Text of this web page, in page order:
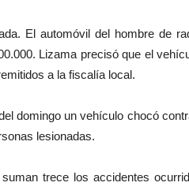
El automóvil del hombre de
Lizama precisó que el
a la fiscalía local.
domingo un vehículo chocó
lesionadas.
trece los accidentes